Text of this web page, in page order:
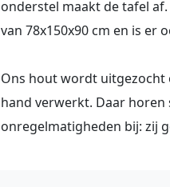
onderstel maakt de tafel
van 78x150x90 cm en is er
Ons hout wordt uitgezocht
hand verwerkt. Daar horen
onregelmatigheden bij: zij